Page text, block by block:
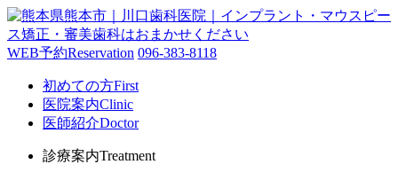
WEB予約Reservation 096-383-8118
初めての方First
医院案内Clinic
医師紹介Doctor
診療案内Treatment